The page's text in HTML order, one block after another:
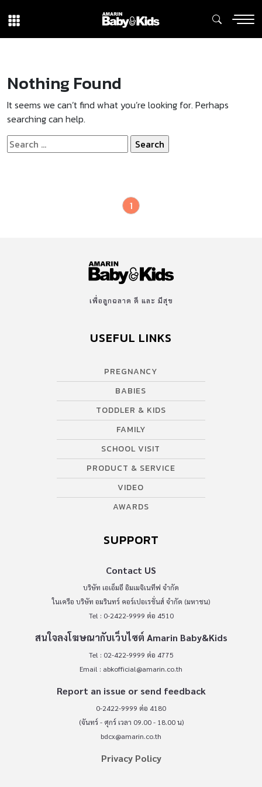
Nothing Found
It seems we can’t find what you’re looking for. Perhaps
searching can help.
Search
for:
1
เพื่อลูกฉลาด ดี และ มีสุข
USEFUL LINKS
PREGNANCY
BABIES
TODDLER & KIDS
FAMILY
SCHOOL VISIT
PRODUCT & SERVICE
VIDEO
AWARDS
SUPPORT
Contact US
บริษัท เอเอ็มอี อิมเมจิเนทีฟ จำกัด
ในเครือ บริษัท อมรินทร์ คอร์เปอเรชั่นส์ จำกัด (มหาชน)
Tel : 0-2422-9999 ต่อ 4510
สนใจลงโฆษณากับเว็บไซต์ Amarin Baby&Kids
Tel : 02-422-9999 ต่อ 4775
Email : abkofficial@amarin.co.th
Report an issue or send feedback
0-2422-9999 ต่อ 4180
(จันทร์ - ศุกร์ เวลา 09.00 - 18.00 น)
bdcx@amarin.co.th
Privacy Policy